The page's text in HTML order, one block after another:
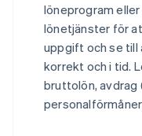
löneprogram
lönetjänster för
uppgift och se till
korrekt och i tid.
bruttolön,